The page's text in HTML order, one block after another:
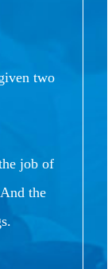
two
job of
the